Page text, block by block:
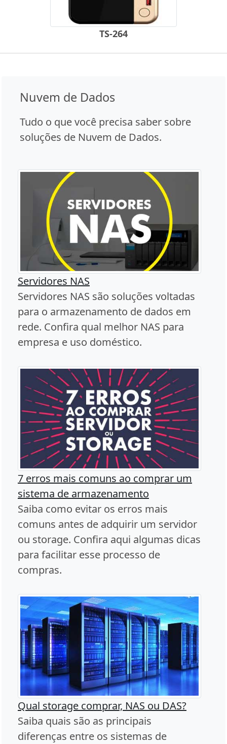
TS-264
Nuvem de Dados
Tudo o que você precisa saber sobre
soluções de Nuvem de Dados.
Servidores NAS
Servidores NAS são soluções voltadas
para o armazenamento de dados em
rede. Confira qual melhor NAS para
empresa e uso doméstico.
7 erros mais comuns ao comprar um
sistema de armazenamento
Saiba como evitar os erros mais
comuns antes de adquirir um servidor
ou storage. Confira aqui algumas dicas
para facilitar esse processo de
compras.
Qual storage comprar, NAS ou DAS?
Saiba quais são as principais
diferenças entre os sistemas de